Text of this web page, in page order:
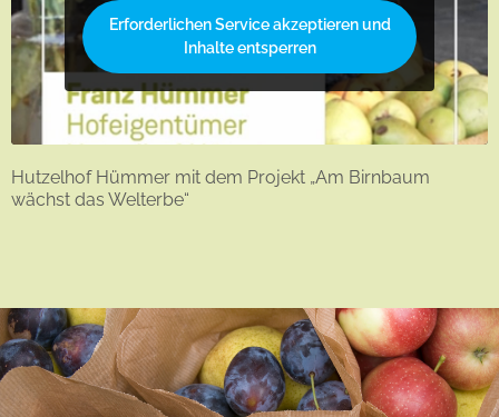
Erforderlichen Service akzeptieren und
Inhalte entsperren
Hutzelhof Hümmer mit dem Projekt „Am Birnbaum
wächst das Welterbe“